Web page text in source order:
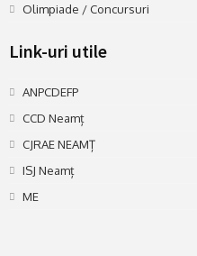
Olimpiade / Concursuri
Link-uri utile
ANPCDEFP
CCD Neamț
CJRAE NEAMȚ
ISJ Neamț
ME